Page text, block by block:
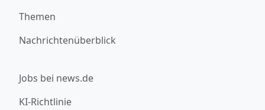
Themen
Nachrichtenüberblick
Jobs bei news.de
KI-Richtlinie